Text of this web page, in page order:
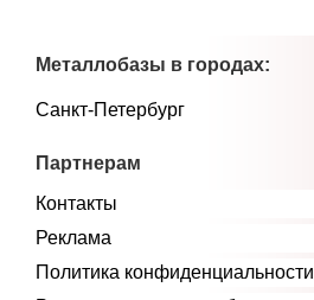
Металлобазы в городах:
Санкт-Петербург
Партнерам
Контакты
Реклама
Политика конфиденциальности